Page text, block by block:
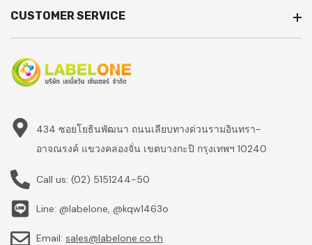
CUSTOMER SERVICE
434 ซอยโยธินพัฒนา ถนนเลียบทางด่วนรามอินทรา-
อาจณรงค์ แขวงคลองจั่น เขตบางกะปิ กรุงเทพฯ 10240
Call us: (02) 5151244-50
Line: @labelone, @kqw1463o
Email: sales@labelone.co.th